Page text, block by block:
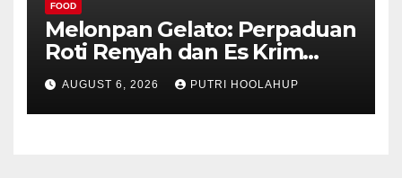
FOOD
Melonpan Gelato: Perpaduan
Roti Renyah dan Es Krim
Lembut yang Menggoda
AUGUST 6, 2026 PUTRI HOOLAHUP